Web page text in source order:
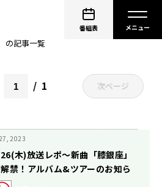
番組表
淳太（WEST.）
の記事一覧
1 次ページ
2023
木)放送レポ〜新曲「膝銀座」
禁！アルバム&ツアーのお知ら
満載！あと焼きそばの話！の